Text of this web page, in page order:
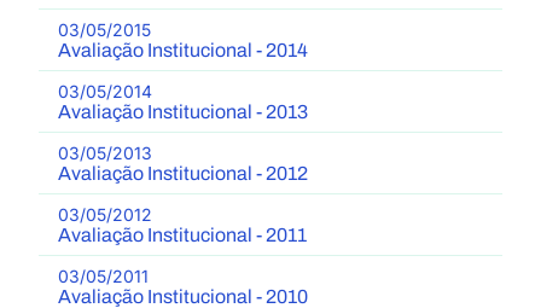
03/05/2015
Avaliação Institucional - 2014
03/05/2014
Avaliação Institucional - 2013
03/05/2013
Avaliação Institucional - 2012
03/05/2012
Avaliação Institucional - 2011
03/05/2011
Avaliação Institucional - 2010